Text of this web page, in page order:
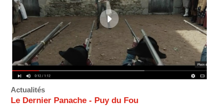
Actualités
Le Dernier Panache - Puy du Fou